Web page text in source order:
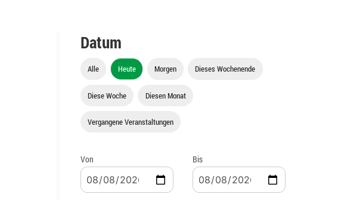
Datum
Alle Heute Morgen Dieses Wochenende
Diese Woche Diesen Monat
Vergangene Veranstaltungen
Von Bis